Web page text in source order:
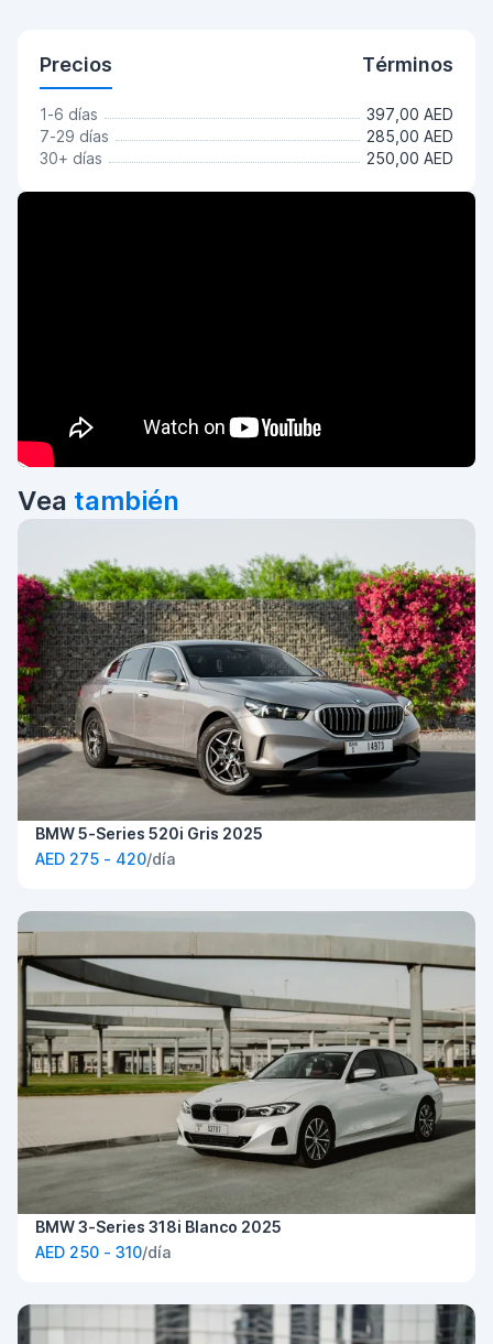
Precios Términos
1-6 días
397,00 AED
7-29 días
285,00 AED
30+ días
250,00 AED
Vea también
BMW 5-Series 520i Gris 2025
AED 275 - 420/día
BMW 3-Series 318i Blanco 2025
AED 250 - 310/día